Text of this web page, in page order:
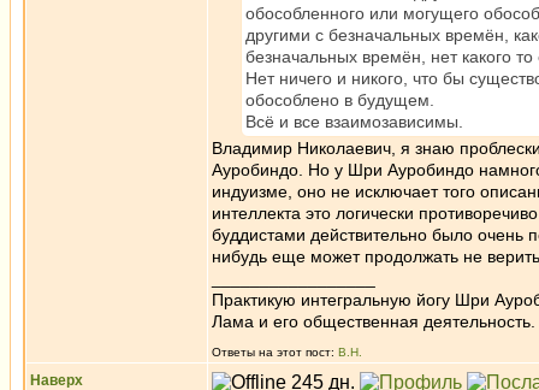
обособленного или могущего
другими с безначальных времён,
безначальных времён, нет какого
Нет ничего и никого, что бы
обособлено в будущем.
Всё и все взаимозависимы.
Владимир Николаевич, я знаю
Ауробиндо. Но у Шри Ауробиндо
индуизме, оно не исключает того
интеллекта это логически
буддистами действительно было очень
нибудь еще может продолжать не
Практикую интегральную йогу Шри
Лама и его общественная деятельность.
Ответы на этот пост: В.Н.
Наверх